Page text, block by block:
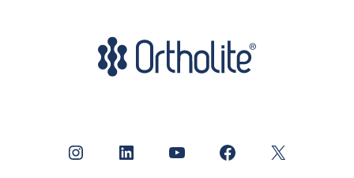
Instagram LinkedIn YouTube Facebook X